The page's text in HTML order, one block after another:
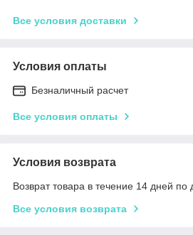
Все условия доставки
Условия оплаты
Безналичный расчет
Все условия оплаты
Условия возврата
Возврат товара в течение 14 дней по
Все условия возврата